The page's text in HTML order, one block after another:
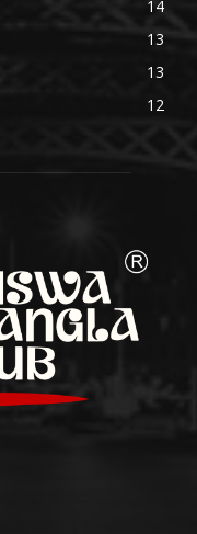
14
13
13
12